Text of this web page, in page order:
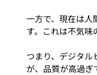
一方で、現在は人
す。これは不気味
つまり、デジタル
が、品質が高過ぎ